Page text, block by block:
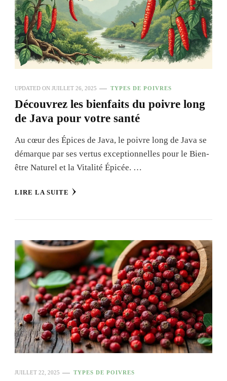
UPDATED ON JUILLET 26, 2025 TYPES DE POIVRES
Découvrez les bienfaits du poivre long
de Java pour votre santé
Au cœur des Épices de Java, le poivre long de Java se
démarque par ses vertus exceptionnelles pour le Bien-
être Naturel et la Vitalité Épicée. …
LIRE LA SUITE
JUILLET 22, 2025 TYPES DE POIVRES